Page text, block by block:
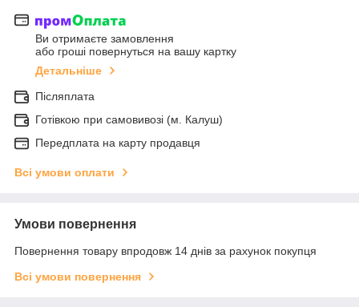
Ви отримаєте замовлення
або гроші повернуться на вашу картку
Детальніше
Післяплата
Готівкою при самовивозі (м. Калуш)
Передплата на карту продавця
Всі умови оплати
Умови повернення
Повернення товару впродовж 14 днів за рахунок покупця
Всі умови повернення